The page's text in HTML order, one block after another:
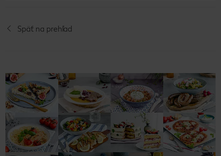
Späť na prehľad